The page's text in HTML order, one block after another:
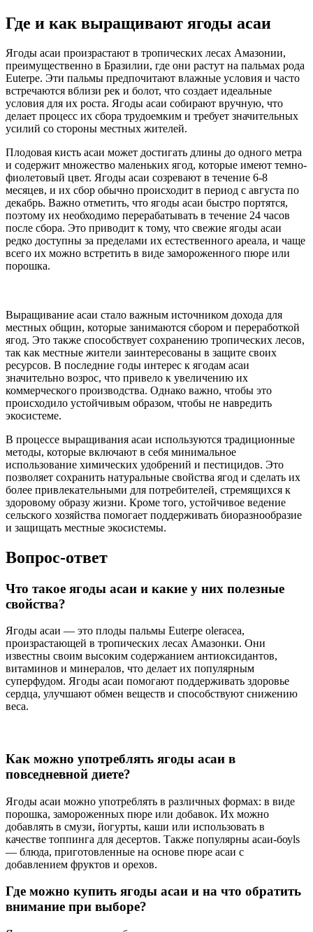
Где и как выращивают ягоды асаи
Ягоды асаи произрастают в тропических лесах Амазонии,
преимущественно в Бразилии, где они растут на пальмах рода
Euterpe. Эти пальмы предпочитают влажные условия и часто
встречаются вблизи рек и болот, что создает идеальные
условия для их роста. Ягоды асаи собирают вручную, что
делает процесс их сбора трудоемким и требует значительных
усилий со стороны местных жителей.
Плодовая кисть асаи может достигать длины до одного метра
и содержит множество маленьких ягод, которые имеют темно-
фиолетовый цвет. Ягоды асаи созревают в течение 6-8
месяцев, и их сбор обычно происходит в период с августа по
декабрь. Важно отметить, что ягоды асаи быстро портятся,
поэтому их необходимо перерабатывать в течение 24 часов
после сбора. Это приводит к тому, что свежие ягоды асаи
редко доступны за пределами их естественного ареала, и чаще
всего их можно встретить в виде замороженного пюре или
порошка.
Выращивание асаи стало важным источником дохода для
местных общин, которые занимаются сбором и переработкой
ягод. Это также способствует сохранению тропических лесов,
так как местные жители заинтересованы в защите своих
ресурсов. В последние годы интерес к ягодам асаи
значительно возрос, что привело к увеличению их
коммерческого производства. Однако важно, чтобы это
происходило устойчивым образом, чтобы не навредить
экосистеме.
В процессе выращивания асаи используются традиционные
методы, которые включают в себя минимальное
использование химических удобрений и пестицидов. Это
позволяет сохранить натуральные свойства ягод и сделать их
более привлекательными для потребителей, стремящихся к
здоровому образу жизни. Кроме того, устойчивое ведение
сельского хозяйства помогает поддерживать биоразнообразие
и защищать местные экосистемы.
Вопрос-ответ
Что такое ягоды асаи и какие у них полезные
свойства?
Ягоды асаи — это плоды пальмы Euterpe oleracea,
произрастающей в тропических лесах Амазонки. Они
известны своим высоким содержанием антиоксидантов,
витаминов и минералов, что делает их популярным
суперфудом. Ягоды асаи помогают поддерживать здоровье
сердца, улучшают обмен веществ и способствуют снижению
веса.
Как можно употреблять ягоды асаи в
повседневной диете?
Ягоды асаи можно употреблять в различных формах: в виде
порошка, замороженных пюре или добавок. Их можно
добавлять в смузи, йогурты, каши или использовать в
качестве топпинга для десертов. Также популярны асаи-боуls
— блюда, приготовленные на основе пюре асаи с
добавлением фруктов и орехов.
Где можно купить ягоды асаи и на что обратить
внимание при выборе?